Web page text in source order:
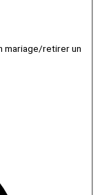
mariage/retirer un